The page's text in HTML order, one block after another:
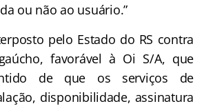
ou não ao usuário.”
pelo Estado do RS contra
favorável à Oi S/A, que
de que os serviços de
disponibilidade, assinatura